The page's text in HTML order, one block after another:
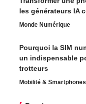
les générateurs IA
Monde Numérique
Pourquoi la SIM
un indispensable
trotteurs
Mobilité & Smartphones